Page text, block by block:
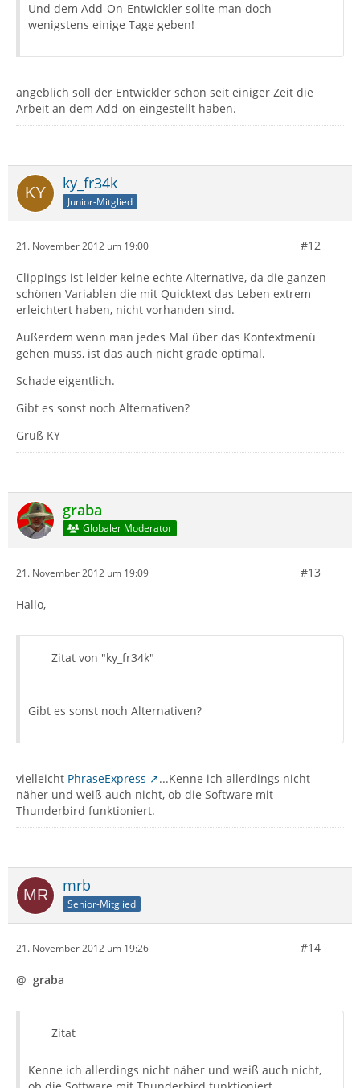
Und dem Add-On-Entwickler sollte man doch
wenigstens einige Tage geben!
angeblich soll der Entwickler schon seit einiger Zeit die
Arbeit an dem Add-on eingestellt haben.
ky_fr34k
Junior-Mitglied
21. November 2012 um 19:00 #12
Clippings ist leider keine echte Alternative, da die ganzen
schönen Variablen die mit Quicktext das Leben extrem
erleichtert haben, nicht vorhanden sind.
Außerdem wenn man jedes Mal über das Kontextmenü
gehen muss, ist das auch nicht grade optimal.
Schade eigentlich.
Gibt es sonst noch Alternativen?
Gruß KY
graba
Globaler Moderator
21. November 2012 um 19:09 #13
Hallo,
Zitat von "ky_fr34k"
Gibt es sonst noch Alternativen?
vielleicht PhraseExpress
...Kenne ich allerdings nicht
näher und weiß auch nicht, ob die Software mit
Thunderbird funktioniert.
mrb
Senior-Mitglied
21. November 2012 um 19:26 #14
@ graba
Zitat
Kenne ich allerdings nicht näher und weiß auch nicht,